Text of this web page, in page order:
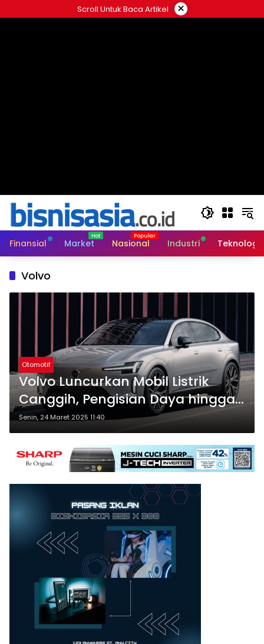
ke
Scroll Untuk Baca Artikel ×
Finansial Market Nasional Industri Teknologi
Volvo
Otomotif
Volvo Luncurkan Mobil Listrik
Canggih, Pengisian Daya hingga
80% hanya 20 Menit
Senin, 24 Maret 2025 11:40